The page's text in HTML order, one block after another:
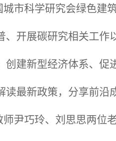
市科学研究会绿色建
、开展碳研究相关工
创建新型经济体系、
最新政策，分享前沿
尹巧玲、刘思思两位